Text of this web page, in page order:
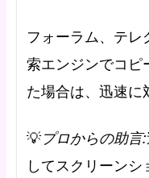
フォーラム、テレ
索エンジンでコピ
た場合は、迅速に
💡 プロからの助言:
してスクリーンシ